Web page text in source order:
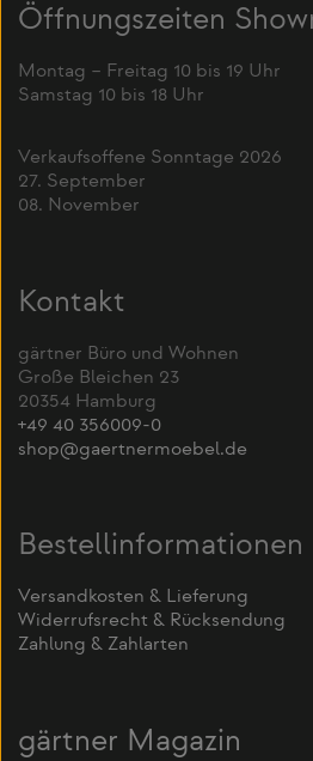
Öffnungszeiten
Montag – Freitag 10 bis 19 Uhr
Samstag 10 bis 18 Uhr
Verkaufsoffene Sonntage 2026
27. September
08. November
Kontakt
gärtner Büro und Wohnen
Große Bleichen 23
20354 Hamburg
+49 40 356009-0
shop@gaertnermoebel.de
Bestellinformationen
Versandkosten & Lieferung
Widerrufsrecht & Rücksendung
Zahlung & Zahlarten
gärtner Magazin